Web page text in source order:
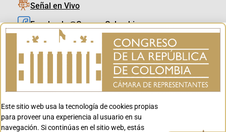
Señal en Vivo
Facebook_@CamaraColombia
Instagram_@CamaraColombia
X_@CamaraColombia
Youtube_@CamaraColombia
Youtube_@CanalCongreso
Este sitio web usa la tecnología de cookies propias
para proveer una experiencia al usuario en su
navegación. Si continúas en el sitio web, estás